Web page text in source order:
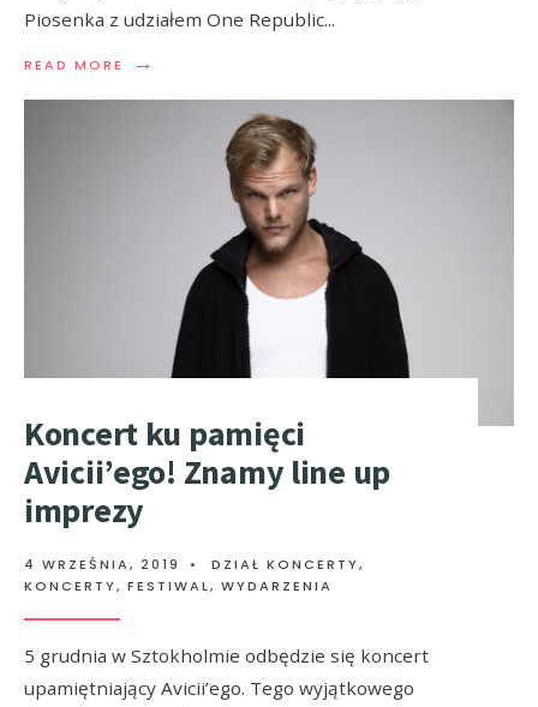
Piosenka z udziałem One Republic...
READ MORE →
Koncert ku pamięci
Avicii’ego! Znamy line up
imprezy
4 WRZEŚNIA, 2019 • DZIAŁ KONCERTY,
KONCERTY, FESTIWAL, WYDARZENIA
5 grudnia w Sztokholmie odbędzie się koncert
upamiętniający Avicii’ego. Tego wyjątkowego